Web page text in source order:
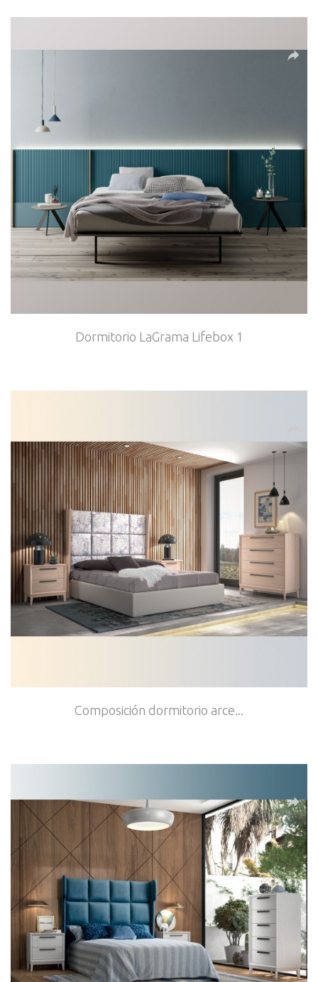
Dormitorio LaGrama Lifebox 1
Composición dormitorio arce...